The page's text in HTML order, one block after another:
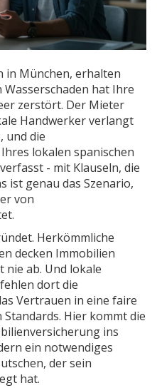
in München, erhalten
hat Ihre
zerstört. Der Mieter
Handwerker verlangt
und die
lokalen spanischen
- mit Klauseln, die
ist genau das Szenario,
von
Herkömmliche
decken Immobilien
nie ab. Und lokale
dort die
Vertrauen in eine faire
Hier kommt die
ins
ein notwendiges
der sein
hat.